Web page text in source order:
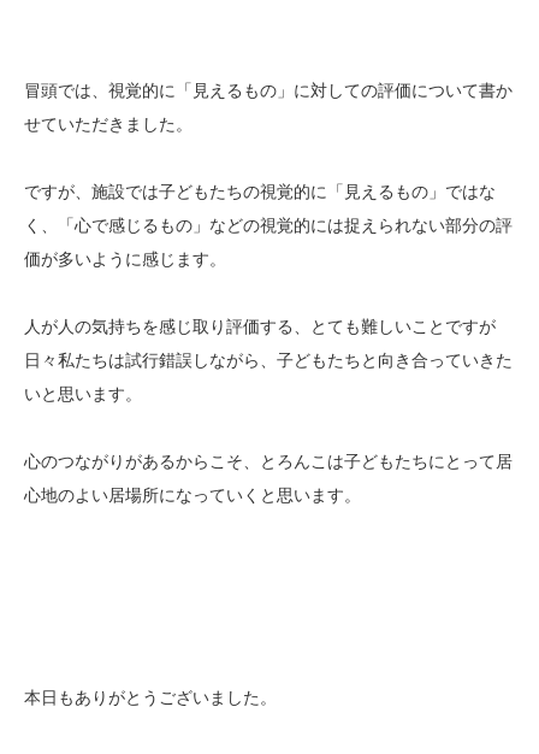
冒頭では、視覚的に「見えるもの」に対しての評価について書か
せていただきました。
ですが、施設では子どもたちの視覚的に「見えるもの」ではな
く、「心で感じるもの」などの視覚的には捉えられない部分の評
価が多いように感じます。
人が人の気持ちを感じ取り評価する、とても難しいことですが
日々私たちは試行錯誤しながら、子どもたちと向き合っていきた
いと思います。
心のつながりがあるからこそ、とろんこは子どもたちにとって居
心地のよい居場所になっていくと思います。
本日もありがとうございました。